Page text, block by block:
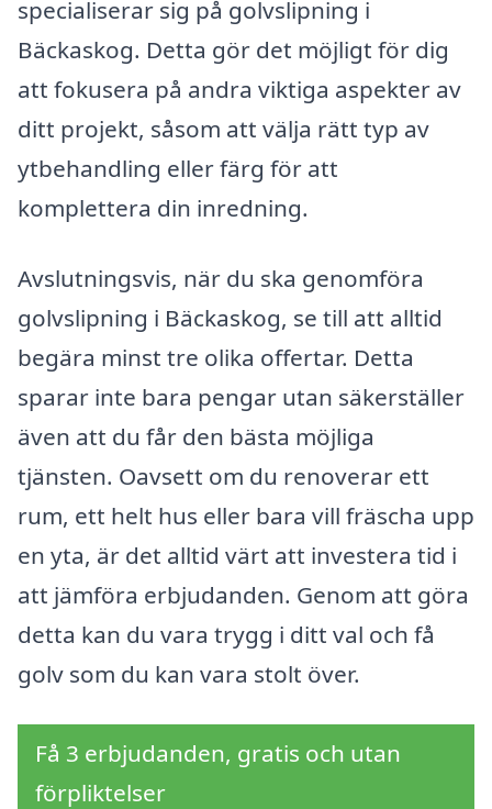
specialiserar sig på golvslipning i
Bäckaskog. Detta gör det möjligt för dig
att fokusera på andra viktiga aspekter av
ditt projekt, såsom att välja rätt typ av
ytbehandling eller färg för att
komplettera din inredning.
Avslutningsvis, när du ska genomföra
golvslipning i Bäckaskog, se till att alltid
begära minst tre olika offertar. Detta
sparar inte bara pengar utan säkerställer
även att du får den bästa möjliga
tjänsten. Oavsett om du renoverar ett
rum, ett helt hus eller bara vill fräscha upp
en yta, är det alltid värt att investera tid i
att jämföra erbjudanden. Genom att göra
detta kan du vara trygg i ditt val och få
golv som du kan vara stolt över.
Få 3 erbjudanden, gratis och utan
förpliktelser